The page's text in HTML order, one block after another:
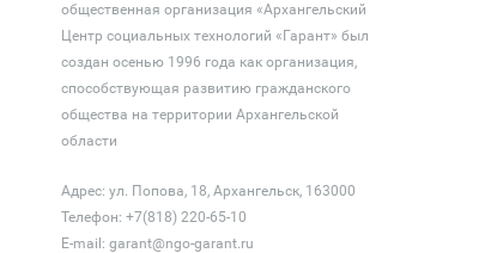
общественная организация «Архангельский
Центр социальных технологий «Гарант» был
создан осенью 1996 года как организация,
способствующая развитию гражданского
общества на территории Архангельской
области
Адрес: ул. Попова, 18, Архангельск, 163000
Телефон: +7(818) 220-65-10
E-mail: garant@ngo-garant.ru